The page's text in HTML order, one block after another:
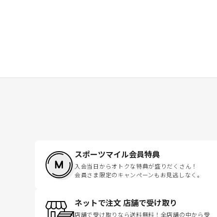
スポーツマイル会員特典
入会当日からオトクな特典が盛りだくさん！
会員さま限定のキャンペーンもお見逃しなく。
ネットで注文 店舗で受け取り
店舗で受け取りなら送料無料！全店舗の中から受